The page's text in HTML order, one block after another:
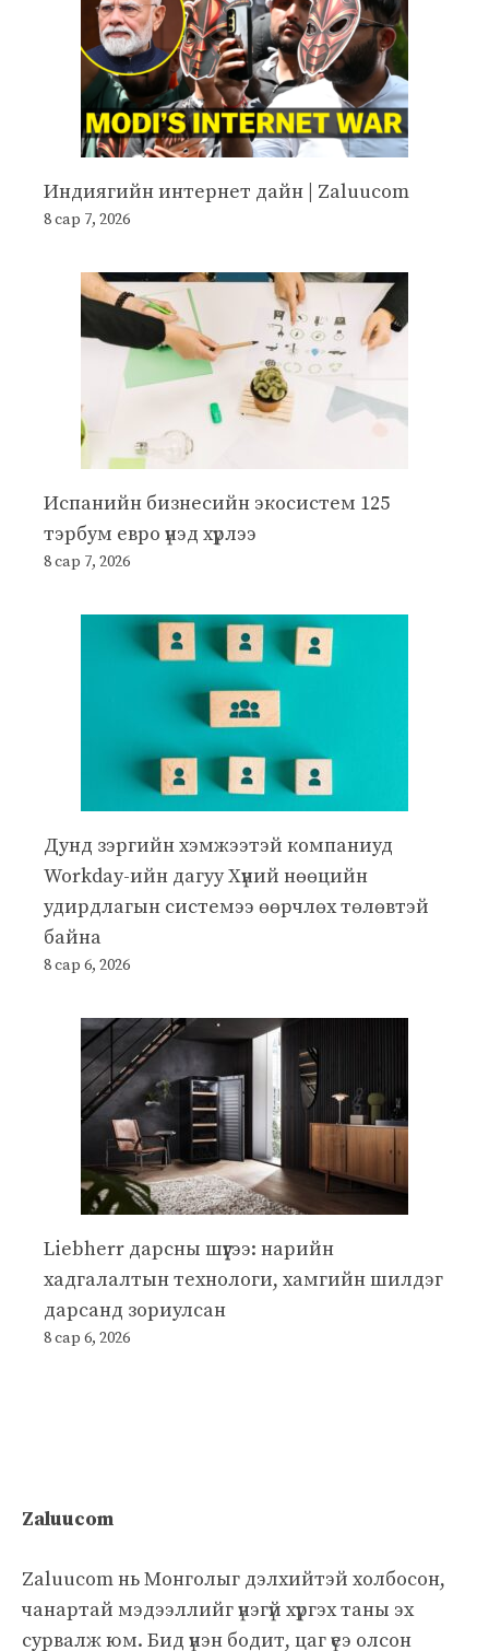
Индиягийн интернет дайн | Zaluucom
8 сар 7, 2026
Испанийн бизнесийн экосистем 125
тэрбум евро үнэд хүрлээ
8 сар 7, 2026
Дунд зэргийн хэмжээтэй компаниуд
Workday-ийн дагуу Хүний нөөцийн
удирдлагын системээ өөрчлөх төлөвтэй
байна
8 сар 6, 2026
Liebherr дарсны шүүгээ: нарийн
хадгалалтын технологи, хамгийн шилдэг
дарсанд зориулсан
8 сар 6, 2026
Zaluucom
Zaluucom нь Монголыг дэлхийтэй холбосон,
чанартай мэдээллийг үнэгүй хүргэх таны эх
сурвалж юм. Бид үнэн бодит, цаг үеэ олсон